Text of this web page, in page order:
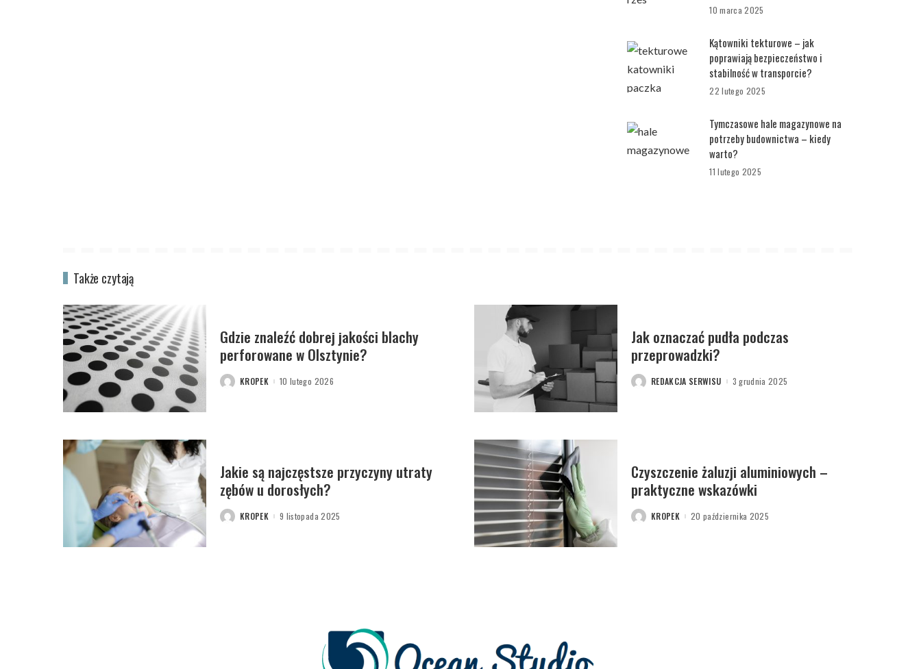
10 marca 2025
Kątowniki tekturowe – jak
poprawiają bezpieczeństwo i
stabilność w transporcie?
22 lutego 2025
Tymczasowe hale magazynowe na
potrzeby budownictwa – kiedy
warto?
11 lutego 2025
Także czytają
Gdzie znaleźć dobrej jakości blachy
perforowane w Olsztynie?
POSTEDKROPEK 10 lutego 2026
Jak oznaczać pudła podczas
przeprowadzki?
POSTEDREDAKCJA SERWISU 3 grudnia 2025
Jakie są najczęstsze przyczyny utraty
zębów u dorosłych?
POSTEDKROPEK 9 listopada 2025
Czyszczenie żaluzji aluminiowych –
praktyczne wskazówki
POSTEDKROPEK 20 października 2025